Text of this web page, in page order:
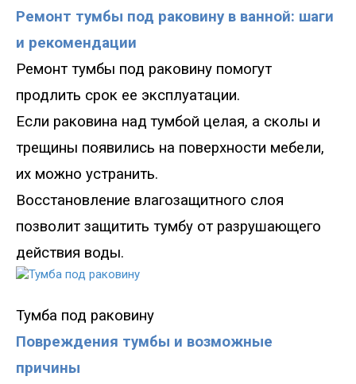
Ремонт тумбы под раковину в ванной: шаги
и рекомендации
Ремонт тумбы под раковину помогут
продлить срок ее эксплуатации.
Если раковина над тумбой целая, а сколы и
трещины появились на поверхности мебели,
их можно устранить.
Восстановление влагозащитного слоя
позволит защитить тумбу от разрушающего
действия воды.
Тумба под раковину
Повреждения тумбы и возможные
причины